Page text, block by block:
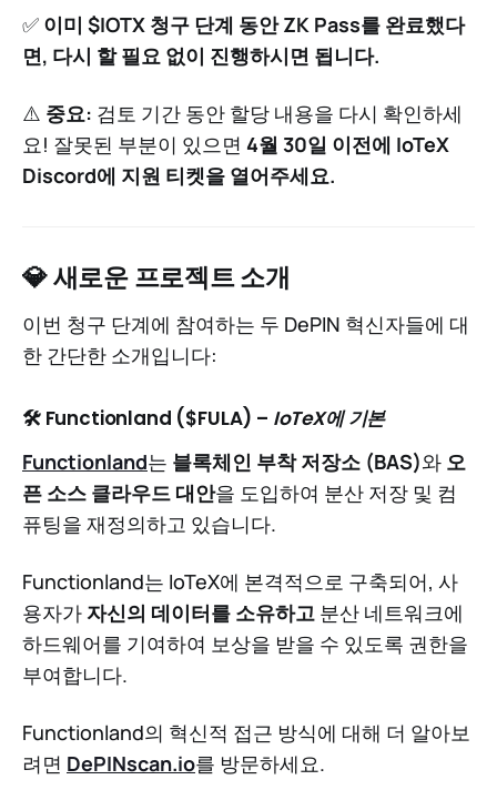
✅ 이미 $IOTX 청구 단계 동안 ZK Pass를 완료했다
면, 다시 할 필요 없이 진행하시면 됩니다.
⚠️ 중요: 검토 기간 동안 할당 내용을 다시 확인하세
요! 잘못된 부분이 있으면 4월 30일 이전에 IoTeX
Discord에 지원 티켓을 열어주세요.
💎 새로운 프로젝트 소개
이번 청구 단계에 참여하는 두 DePIN 혁신자들에 대
한 간단한 소개입니다:
🛠 Functionland ($FULA) – IoTeX에 기본
Functionland는 블록체인 부착 저장소 (BAS)와 오
픈 소스 클라우드 대안을 도입하여 분산 저장 및 컴
퓨팅을 재정의하고 있습니다.
Functionland는 IoTeX에 본격적으로 구축되어, 사
용자가 자신의 데이터를 소유하고 분산 네트워크에
하드웨어를 기여하여 보상을 받을 수 있도록 권한을
부여합니다.
Functionland의 혁신적 접근 방식에 대해 더 알아보
려면 DePINscan.io를 방문하세요.